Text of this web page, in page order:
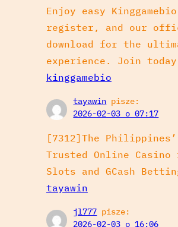
Enjoy easy
register, and our
download for the
experience. Join
kinggamebio
tayawin pisze:
2026-02-03 o 07:17
[7312]The Philippines’
Trusted Online
Slots and GCash
tayawin
jl777 pisze:
2026-02-03 o 16:06